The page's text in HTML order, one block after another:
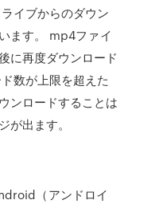
イブからのダウン
ます。 mp4ファイ
に再度ダウンロード
数が上限を超えた
ンロードすることは
が出ます。
（アンドロイ